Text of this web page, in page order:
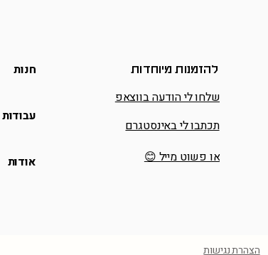
חנות
עבודות
אודות
להזמנות מיוחדות
שלחו לי הודעה בווצאפ
תכתבו לי באינסטגרם
או פשוט מייל 😊
הצהרת נגישות